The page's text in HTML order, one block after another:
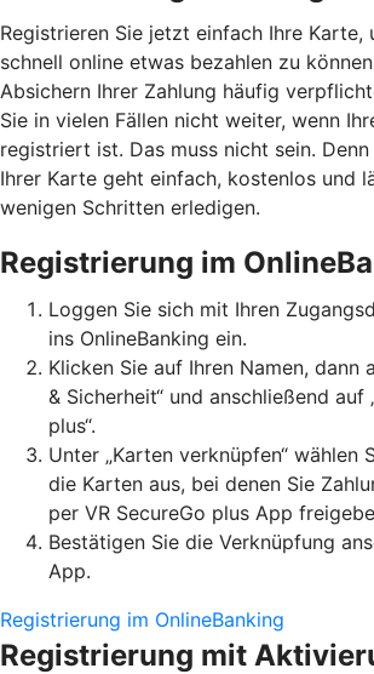
Registrieren Sie jetzt einfach Ihre Karte,
schnell online etwas bezahlen zu
Absichern Ihrer Zahlung häufig
Sie in vielen Fällen nicht weiter, wenn
registriert ist. Das muss nicht sein.
Ihrer Karte geht einfach, kostenlos und
wenigen Schritten erledigen.
Registrierung im
Loggen Sie sich mit Ihren
ins OnlineBanking ein.
Klicken Sie auf Ihren Namen, dann
& Sicherheit“ und anschließend auf
plus“.
Unter „Karten verknüpfen“ wählen
die Karten aus, bei denen Sie
per VR SecureGo plus App
Bestätigen Sie die Verknüpfung
App.
Registrierung im OnlineBanking
Registrierung mit